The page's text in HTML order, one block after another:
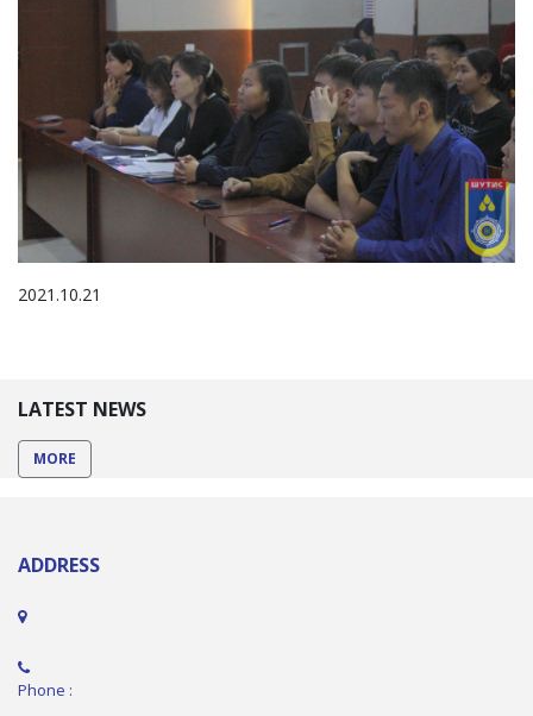
2021.10.21
LATEST NEWS
MORE
ADDRESS
Phone :